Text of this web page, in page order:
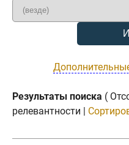
Результаты поиска (
релевантности |